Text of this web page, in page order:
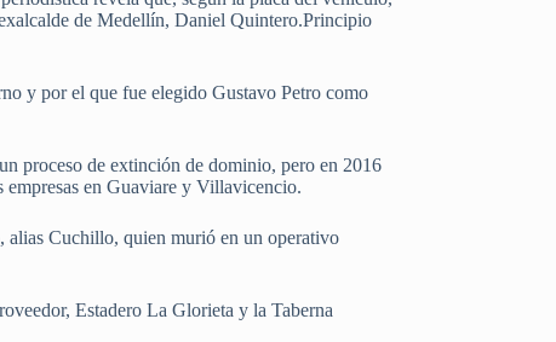
de Medellín, Daniel Quintero.Principio
y por el que fue elegido Gustavo Petro como
proceso de extinción de dominio, pero en 2016
empresas en Guaviare y Villavicencio.
alias Cuchillo, quien murió en un operativo
Estadero La Glorieta y la Taberna